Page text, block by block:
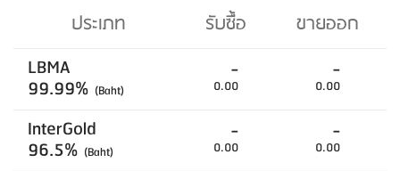
ประเภท รับซื้อ
ขายออก
LBMA
99.99% (Baht)
-
0.00
-
0.00
InterGold
96.5% (Baht)
-
0.00
-
0.00